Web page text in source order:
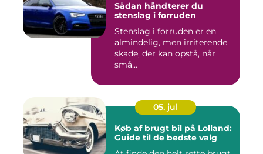
Sådan håndterer du
stenslag i forruden
Stenslag i forruden er en
almindelig, men irriterende
skade, der kan opstå, når
små...
05. jul
Køb af brugt bil på Lolland:
Guide til de bedste valg